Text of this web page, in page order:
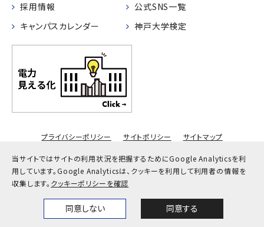
当サイトではサイトの利用状況を把握するためにGoogle Analyticsを利
用しています。Google Analyticsは、クッキーを利用して利用者の情報を
収集します。 クッキーポリシーを確認
同意しない 同意する
News Themes
採用情報
公式SNS一覧
キャンパスカレンダー
神戸大学検定
プライバシーポリシー サイトポリシー サイトマップ
© Kobe University